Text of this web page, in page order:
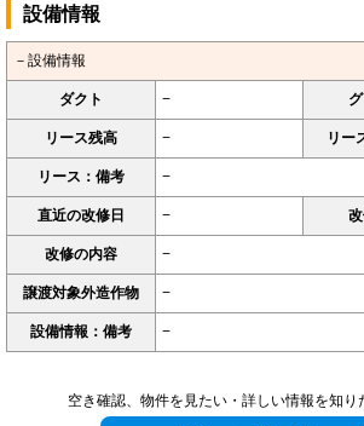
設備情報
－設備情報
ダクト −
リース残高 − リー
リース：備考 −
直近の改修日 −
改修の内容 −
譲渡対象外造作物 −
設備情報：備考 −
空き確認、物件を見たい・詳しい情報を知り